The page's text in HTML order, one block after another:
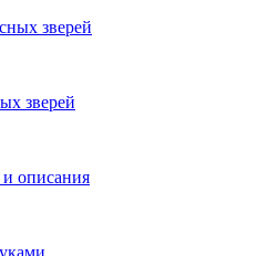
зверей
зверей
описания